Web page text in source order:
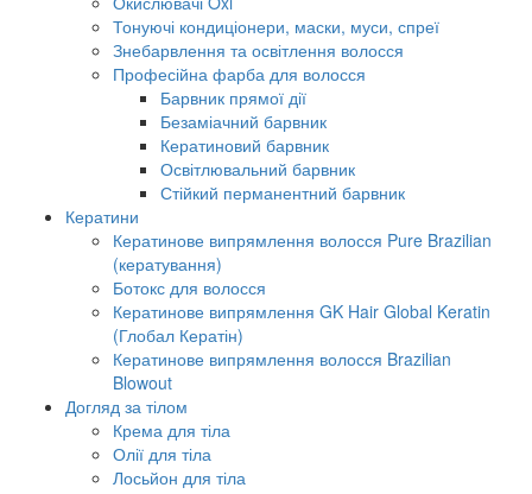
Тонуючі кондиціонери, маски, муси, спреї
Знебарвлення та освітлення волосся
Професійна фарба для волосся
Барвник прямої дії
Безаміачний барвник
Кератиновий барвник
Освітлювальний барвник
Стійкий перманентний барвник
Кератини
Кератинове випрямлення волосся Pure Brazilian
(кератування)
Ботокс для волосся
Кератинове випрямлення GK Hair Global Keratin
(Глобал Кератін)
Кератинове випрямлення волосся Brazilian
Blowout
Догляд за тілом
Крема для тіла
Олії для тіла
Лосьйон для тіла